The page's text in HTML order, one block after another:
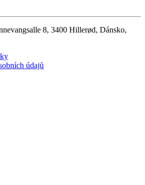
8, 3400 Hillerød, Dánsko,
údajů